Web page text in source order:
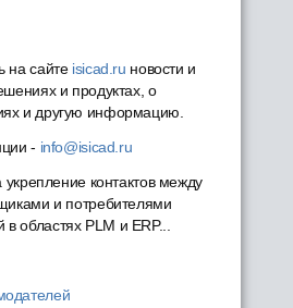
на сайте isicad.ru новости и
и продуктах, о
и другую информацию.
- info@isicad.ru
контактов между
и потребителями
PLM и ERP...